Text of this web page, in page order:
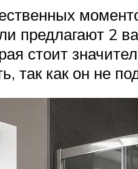
предлагают 2
стоит
так как он не